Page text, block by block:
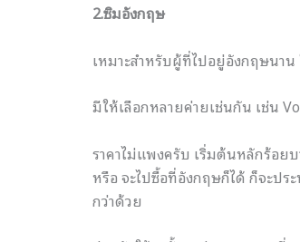
2.ซิมอังกฤษ
เหมาะสำหรับผู้ที่ไปอยู่อังกฤษนา
มีให้เลือกหลายค่ายเช่นกัน เช่น
ราคาไม่แพงครับ เริ่มต้นหลักร้อย
หรือ จะไปซื้อที่อังกฤษก็ได้ ก็จะป
กว่าด้วย